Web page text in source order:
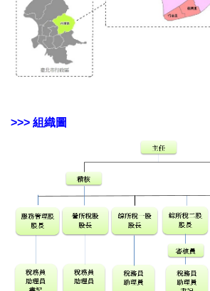
>>> 組織圖